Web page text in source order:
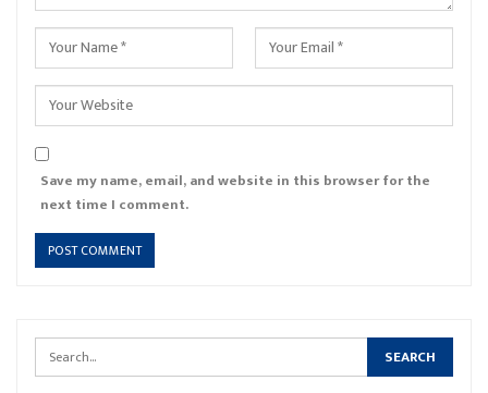
Save my name, email, and website in this browser for the
next time I comment.